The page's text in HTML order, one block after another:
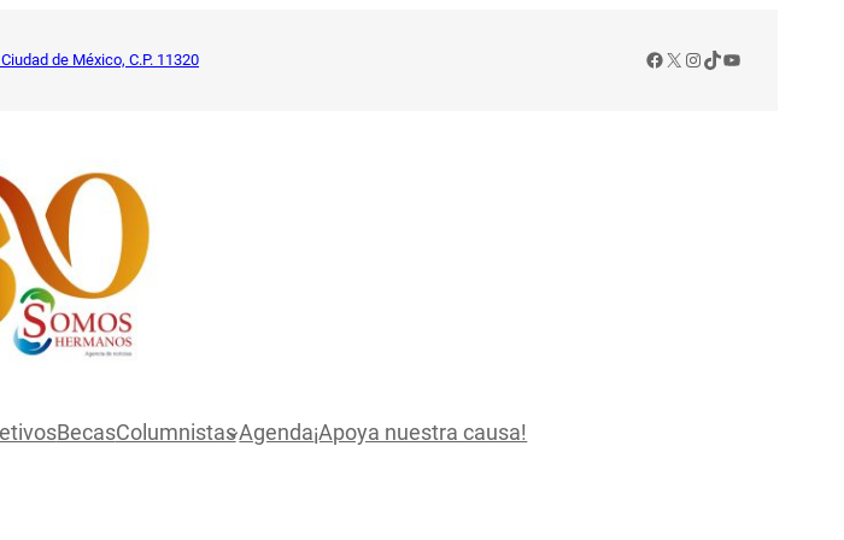
de México, C.P. 11320 Facebook
X Instagram
TikTok
YouTube
BecasColumnistasAgenda¡Apoya nuestra causa!